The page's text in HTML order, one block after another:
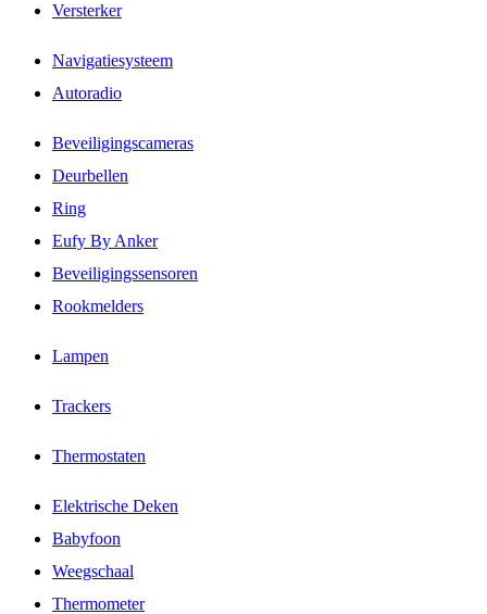
Versterker
Navigatiesysteem
Autoradio
Beveiligingscameras
Deurbellen
Ring
Eufy By Anker
Beveiligingssensoren
Rookmelders
Lampen
Trackers
Thermostaten
Elektrische Deken
Babyfoon
Weegschaal
Thermometer